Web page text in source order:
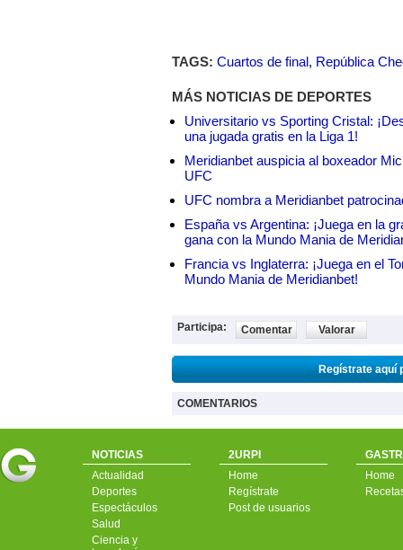
TAGS: Cuartos de final, República
MÁS NOTICIAS DE DEPORTES
Universitario vs Sporting Cristal:
una jugada gratis en la Liga 1!
Meridianbet auspicia al boxeador
UFC
UFC nombra a Meridianbet
España vs Argentina: ¡Juega en la
gana con la Mundo Mania de
Francia vs Inglaterra: ¡Juega en el
Mundo Mania de Meridianbet!
Participa: Comentar Valorar
Regístrate aquí
COMENTARIOS
NOTICIAS
Actualidad
Deportes
Espectáculos
Salud
Ciencia y
2URPI
Home
Regístrate
Post de usuarios
Home